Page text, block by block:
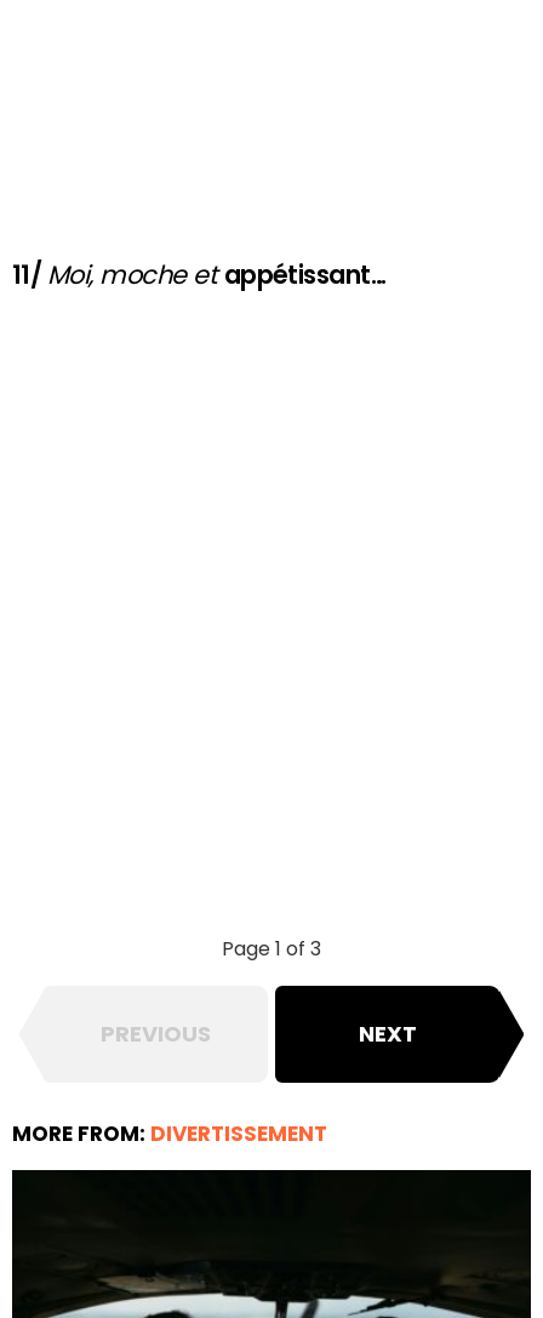
11/ Moi, moche etappétissant…
Page 1 of 3
PREVIOUS NEXT
MORE FROM: DIVERTISSEMENT